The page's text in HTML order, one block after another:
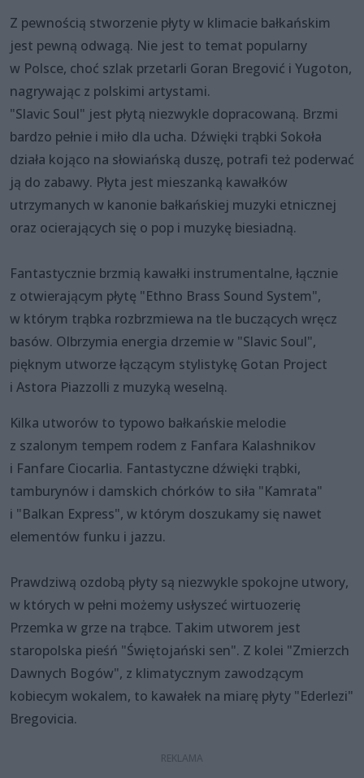
Z pewnością stworzenie płyty w klimacie bałkańskim
jest pewną odwagą. Nie jest to temat popularny
w Polsce, choć szlak przetarli Goran Bregović i Yugoton,
nagrywając z polskimi artystami.
"Slavic Soul" jest płytą niezwykle dopracowaną. Brzmi
bardzo pełnie i miło dla ucha. Dźwięki trąbki Sokoła
działa kojąco na słowiańską duszę, potrafi też poderwać
ją do zabawy. Płyta jest mieszanką kawałków
utrzymanych w kanonie bałkańskiej muzyki etnicznej
oraz ocierających się o pop i muzykę biesiadną.
Fantastycznie brzmią kawałki instrumentalne, łącznie
z otwierającym płytę "Ethno Brass Sound System",
w którym trąbka rozbrzmiewa na tle buczących wręcz
basów. Olbrzymia energia drzemie w "Slavic Soul",
pięknym utworze łączącym stylistykę Gotan Project
i Astora Piazzolli z muzyką weselną.
Kilka utworów to typowo bałkańskie melodie
z szalonym tempem rodem z Fanfara Kalashnikov
i Fanfare Ciocarlia. Fantastyczne dźwięki trąbki,
tamburynów i damskich chórków to siła "Kamrata"
i "Balkan Express", w którym doszukamy się nawet
elementów funku i jazzu.
Prawdziwą ozdobą płyty są niezwykle spokojne utwory,
w których w pełni możemy usłyszeć wirtuozerię
Przemka w grze na trąbce. Takim utworem jest
staropolska pieśń "Świętojański sen". Z kolei "Zmierzch
Dawnych Bogów", z klimatycznym zawodzącym
kobiecym wokalem, to kawałek na miarę płyty "Ederlezi"
Bregovicia.